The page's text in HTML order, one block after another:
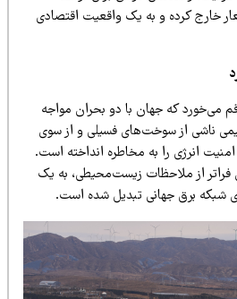
کرده و به یک واقعیت اقتصادی
که جهان با دو بحران مواجه
از سوخت‌های فسیلی و از سوی
را به مخاطره انداخته است.
از ملاحظات زیست‌محیطی، به یک
برق جهانی تبدیل شده است.